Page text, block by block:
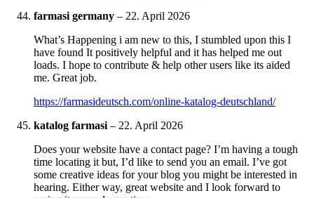
farmasi germany – 22. April 2026
What’s Happening i am new to this, I stumbled upon this I
have found It positively helpful and it has helped me out
loads. I hope to contribute & help other users like its aided
me. Great job.
https://farmasideutsch.com/online-katalog-deutschland/
katalog farmasi– 22. April 2026
Does your website have a contact page? I’m having a tough
time locating it but, I’d like to send you an email. I’ve got
some creative ideas for your blog you might be interested in
hearing. Either way, great website and I look forward to